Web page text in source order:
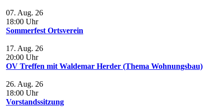
07. Aug. 26
18:00 Uhr
Sommerfest Ortsverein
17. Aug. 26
20:00 Uhr
OV Treffen mit Waldemar Herder (Thema Wohnungsbau)
26. Aug. 26
18:00 Uhr
Vorstandssitzung